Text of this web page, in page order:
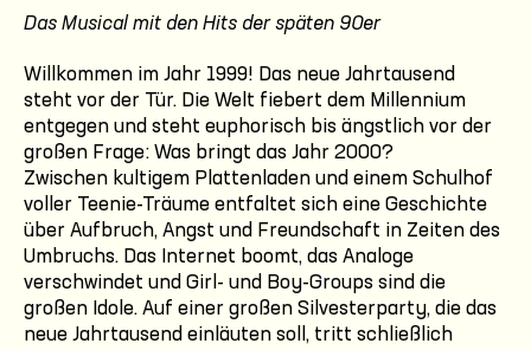
Das Musical mit den Hits der späten 90er
Willkommen im Jahr 1999! Das neue Jahrtausend
steht vor der Tür. Die Welt fiebert dem Millennium
entgegen und steht euphorisch bis ängstlich vor der
großen Frage: Was bringt das Jahr 2000?
Zwischen kultigem Plattenladen und einem Schulhof
voller Teenie-Träume entfaltet sich eine Geschichte
über Aufbruch, Angst und Freundschaft in Zeiten des
Umbruchs. Das Internet boomt, das Analoge
verschwindet und Girl- und Boy-Groups sind die
großen Idole. Auf einer großen Silvesterparty, die das
neue Jahrtausend einläuten soll, tritt schließlich